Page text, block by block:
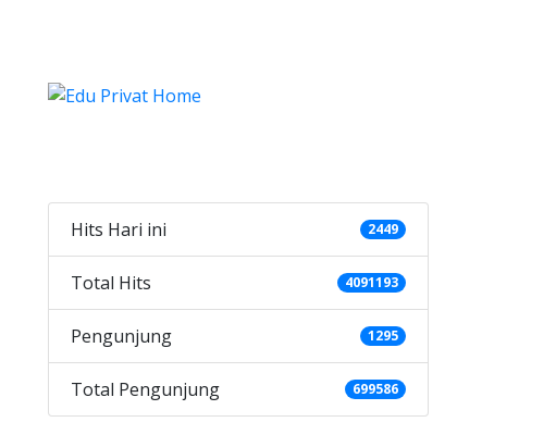
Hits Hari ini 2449
Total Hits 4091193
Pengunjung 1295
Total Pengunjung 699586